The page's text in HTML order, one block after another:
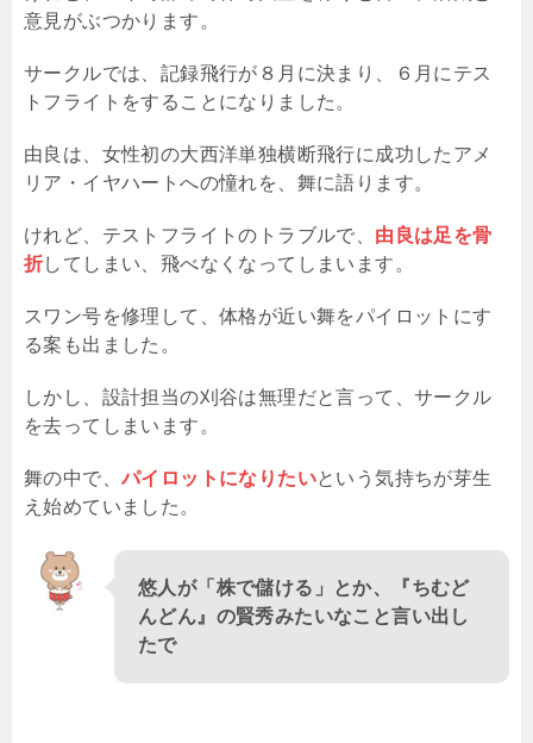
意見がぶつかります。
サークルでは、記録飛行が８月に決まり、６月にテス
トフライトをすることになりました。
由良は、女性初の大西洋単独横断飛行に成功したアメ
リア・イヤハートへの憧れを、舞に語ります。
けれど、テストフライトのトラブルで、 由良は足を骨
折してしまい、飛べなくなってしまいます。
スワン号を修理して、体格が近い舞をパイロットにす
る案も出ました。
しかし、設計担当の刈谷は無理だと言って、サークル
を去ってしまいます。
舞の中で、 パイロットになりたいという気持ちが芽生
え始めていました。
悠人が「株で儲ける」とか、『ちむど
んどん』の賢秀みたいなこと言い出し
たで